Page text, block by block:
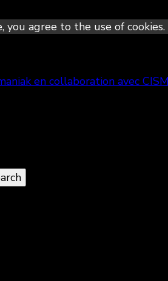
you agree to the use of cookies.
en collaboration avec